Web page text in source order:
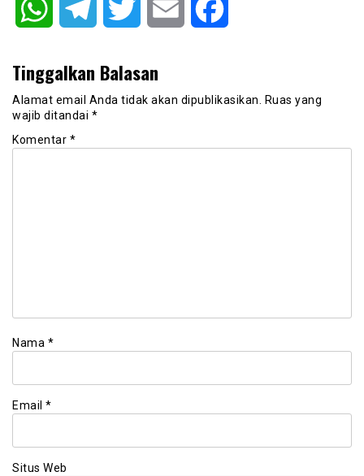
WhatsAppTelegram Twitter Email
Tinggalkan Balasan
Alamat email Anda tidak akan dipublikasikan. Ruas yang
wajib ditandai *
Komentar *
Nama *
Email *
Situs Web